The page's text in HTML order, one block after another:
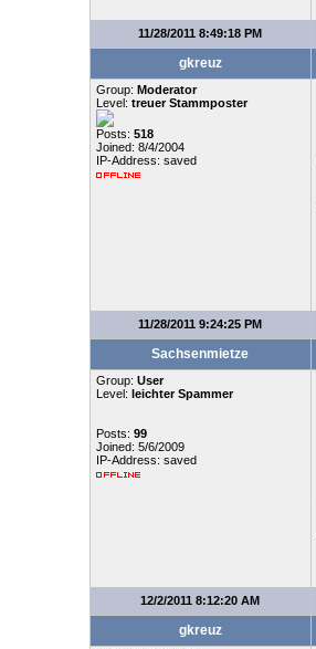
11/28/2011 8:49:18 PM
gkreuz
Group: Moderator
Level: treuer Stammposter
Posts: 518
Joined: 8/4/2004
IP-Address: saved
11/28/2011 9:24:25 PM
Sachsenmietze
Group: User
Level: leichter Spammer
Posts: 99
Joined: 5/6/2009
IP-Address: saved
12/2/2011 8:12:20 AM
gkreuz